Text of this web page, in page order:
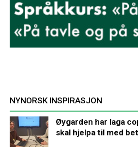
NYNORSK INSPIRASJON
Øygarden har laga
skal hjelpa til med